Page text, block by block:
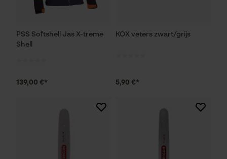
PSS Softshell Jas X-treme
Shell
139,00 €*
KOX veters zwart/grijs
5,90 €*